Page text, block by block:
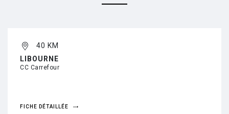
40 KM
LIBOURNE
CC Carrefour
FICHE DÉTAILLÉE